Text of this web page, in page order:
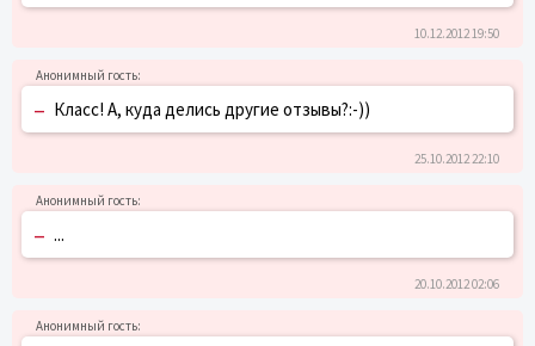
10.12.2012 19:50
– Класс! А, куда делись другие отзывы?:-))
25.10.2012 22:10
– ...
20.10.2012 02:06